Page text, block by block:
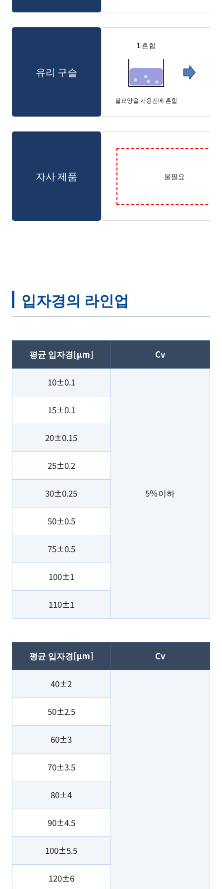
유리 구슬
1.혼합
필요양을 사용전에 혼합
자사 제품 불필요
입자경의 라인업
평균 입자경[µm] Cv
10±0.1
5％이하
15±0.1
20±0.15
25±0.2
30±0.25
50±0.5
75±0.5
100±1
110±1
평균 입자경[µm] Cv
40±2
50±2.5
60±3
70±3.5
80±4
90±4.5
100±5.5
120±6